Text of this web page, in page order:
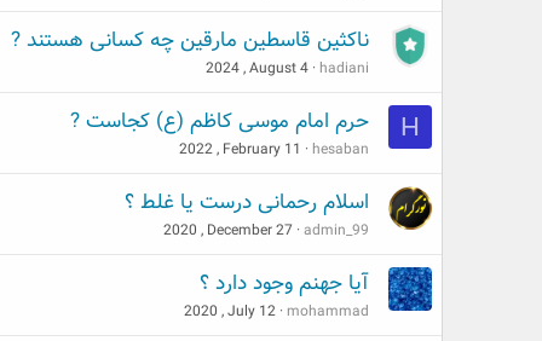
ناکثین قاسطین مارقین چه کسانی هستند ?
hadiani
2024 , August 4
H حرم امام موسی کاظم (ع) کجاست ?
hesaban
2022 , February 11
اسلام رحمانی درست یا غلط ؟
admin_99
2020 , December 27
آیا جهنم وجود دارد ؟
mohammad
2020 , July 12